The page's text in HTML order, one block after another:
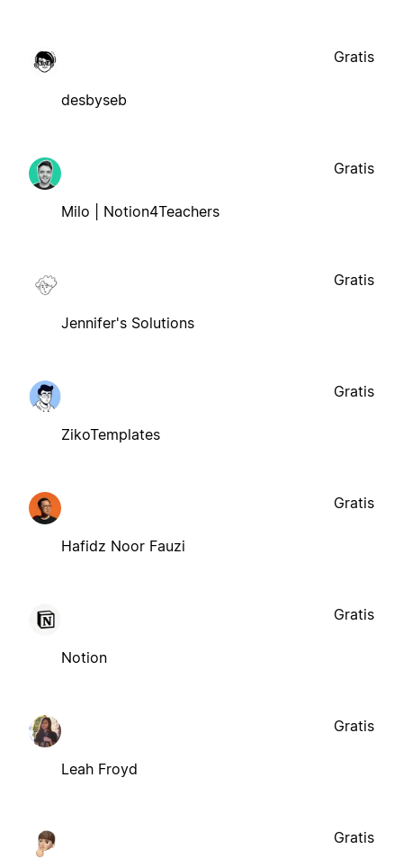
desbyseb
Gratis
Milo | Notion4Teachers
Gratis
Jennifer's Solutions
Gratis
ZikoTemplates
Gratis
Hafidz Noor Fauzi
Gratis
Notion
Gratis
Leah Froyd
Gratis
Gratis